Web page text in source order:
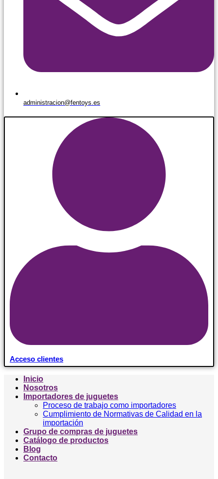
administracion@fentoys.es
Acceso clientes
Inicio
Nosotros
Importadores de juguetes
Proceso de trabajo como importadores
Cumplimiento de Normativas de Calidad en la
importación
Grupo de compras de juguetes
Catálogo de productos
Blog
Contacto